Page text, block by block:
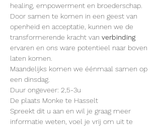
healing, empowerment en broederschap.
Door samen te komen in een geest van
openheid en acceptatie, kunnen we de
transformerende kracht van verbinding
ervaren en ons ware potentieel naar boven
laten komen.
Maandelijks komen we éénmaal samen op
een dinsdag.
Duur ongeveer: 2,5-3u
De plaats Monke te Hasselt
Spreekt dit u aan en wil je graag meer
informatie weten, voel je vrij om uit te